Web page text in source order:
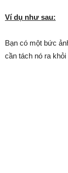
Ví dụ như sau:
Bạn có một bức
cần tách nó ra